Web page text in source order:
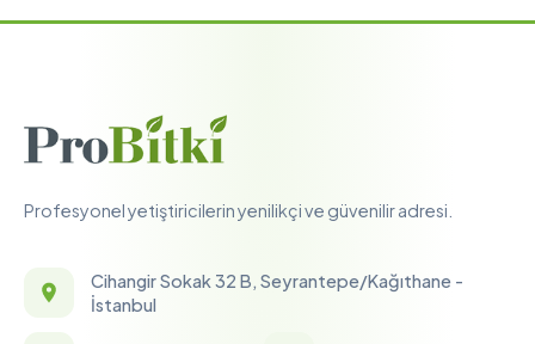
Profesyonel yetiştiricilerin yenilikçi ve güvenilir adresi.
Cihangir Sokak 32 B, Seyrantepe/Kağıthane -
İstanbul